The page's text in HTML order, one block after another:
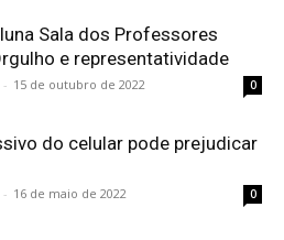
Sala dos Professores
e representatividade
- 15 de outubro de 2022 0
do celular pode prejudicar
- 16 de maio de 2022 0